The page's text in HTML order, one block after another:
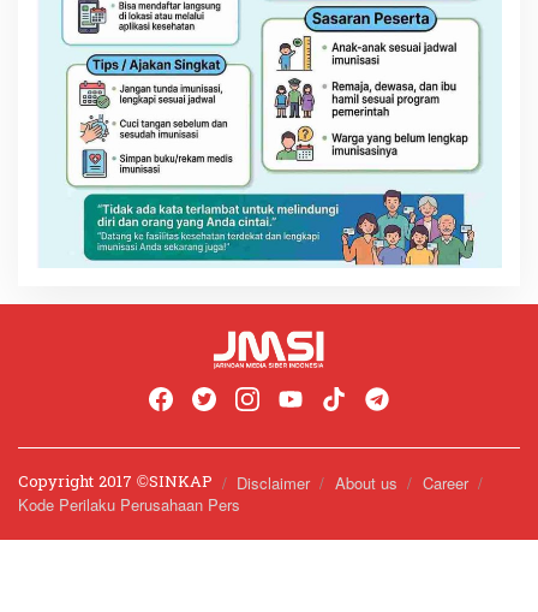
Copyright 2017 ©️SINKAP Disclaimer About us
Career
Kode Perilaku Perusahaan Pers